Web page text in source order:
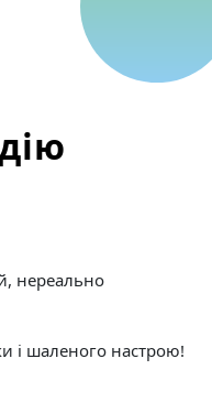
нереально
і шаленого настрою!